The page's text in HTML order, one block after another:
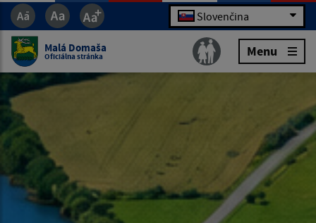
Slovenčina
Malá Domaša
Oficiálna stránka Menu